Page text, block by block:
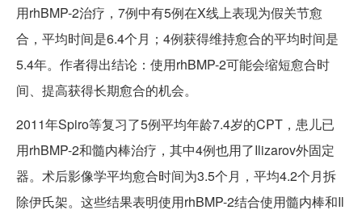
用rhBMP-2治疗，7例中有5例在X线上表现为假关节愈
合，平均时间是6.4个月；4例获得维持愈合的平均时间是
5.4年。作者得出结论：使用rhBMP-2可能会缩短愈合时
间、提高获得长期愈合的机会。
2011年Spiro等复习了5例平均年龄7.4岁的CPT，患儿已
用rhBMP-2和髓内棒治疗，其中4例也用了Ilizarov外固定
器。术后影像学平均愈合时间为3.5个月，平均4.2个月拆
除伊氏架。这些结果表明使用rhBMP-2结合使用髓内棒和Il